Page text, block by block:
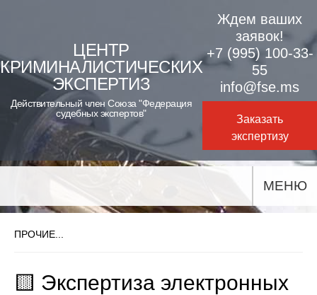
content
ЦЕНТР
КРИМИНАЛИСТИЧЕСКИХ
ЭКСПЕРТИЗ
Действительный член Союза "Федерация
судебных экспертов"
Ждем ваших
заявок!
+7 (995) 100-33-
55
info@fse.ms
Заказать
экспертизу
МЕНЮ
ПРОЧИЕ...
🟨 Экспертиза электронных